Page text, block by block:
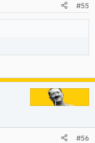
#55
#56